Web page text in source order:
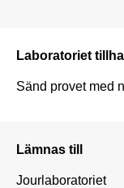
Laboratoriet
Sänd provet med
Lämnas till
Jourlaboratoriet